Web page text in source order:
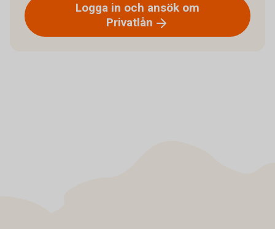
Logga in och ansök om
Privatlån